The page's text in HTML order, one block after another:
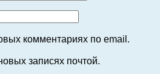
комментариях по email.
записях почтой.